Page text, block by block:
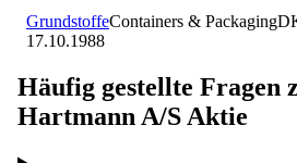
GrundstoffeContainers & Packaging
17.10.1988
Häufig gestellte Fragen
Hartmann A/S Aktie